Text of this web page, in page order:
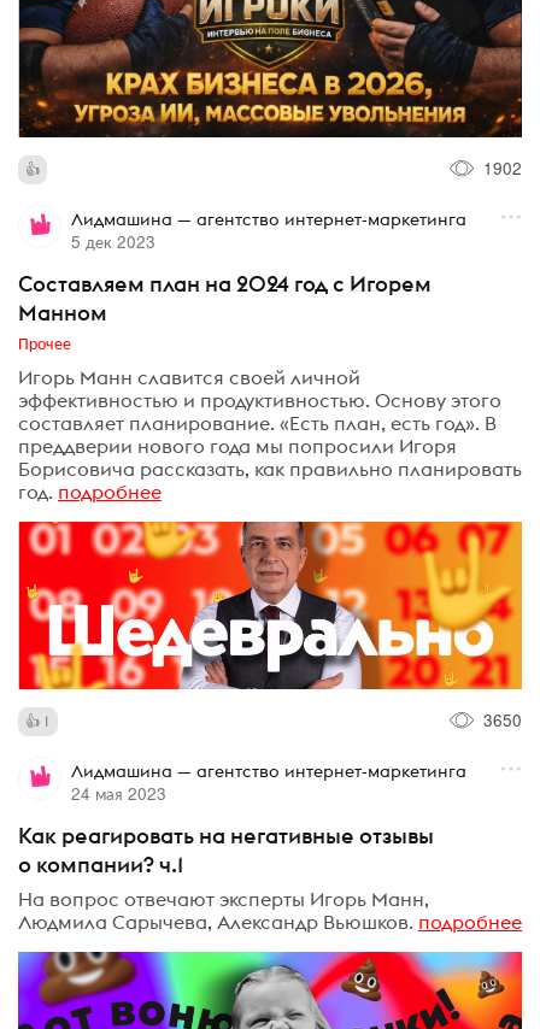
1902
Лидмашина — агентство интернет-маркетинга
5 дек 2023
Составляем план на 2024 год с Игорем
Манном
Прочее
Игорь Манн славится своей личной
эффективностью и продуктивностью. Основу этого
составляет планирование. «Есть план, есть год». В
преддверии нового года мы попросили Игоря
Борисовича рассказать, как правильно планировать
год. подробнее
1 3650
Лидмашина — агентство интернет-маркетинга
24 мая 2023
Как реагировать на негативные отзывы
о компании? ч.1
На вопрос отвечают эксперты Игорь Манн,
Людмила Сарычева, Александр Вьюшков. подробнее